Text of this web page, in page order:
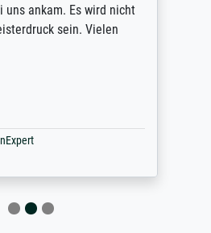
uns ankam. Es wird nicht
sein. Vielen